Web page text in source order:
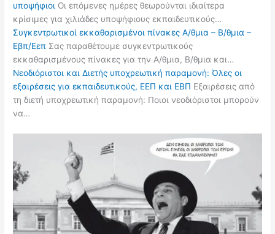
υποψήφιοι Οι επόμενες ημέρες θεωρούνται ιδιαίτερα
κρίσιμες για χιλιάδες υποψήφιους εκπαιδευτικούς…
Συγκεντρωτικοί εκκαθαρισμένοι πίνακες Α/θμια – Β/θμια –
Εβπ/Εεπ Σας παραθέτουμε συγκεντρωτικούς
εκκαθαρισμένους πίνακες για την Α/θμια, Β/θμια και…
Νεοδιόριστοι και Διετής υποχρεωτική παραμονή: Όλες οι
εξαιρέσεις για εκπαιδευτικούς, ΕΕΠ και ΕΒΠ Εξαιρέσεις από
τη διετή υποχρεωτική παραμονή: Ποιοι νεοδιόριστοι μπορούν
να…